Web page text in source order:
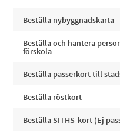
Beställa nybyggnadskarta
Beställa och hantera
förskola
Beställa passerkort till
Beställa röstkort
Beställa SITHS-kort (Ej